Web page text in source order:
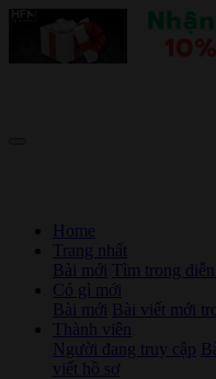
Home
Trang nhất
Bài mới
Tìm trong diễn
Có gì mới
Bài mới Bài viết mới
Thành viên
Người đang truy cập
viết hồ sơ